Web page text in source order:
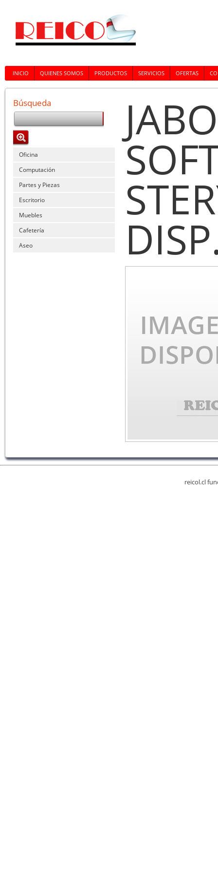
INICIO QUIENES SOMOS PRODUCTOS SERVICIOS OFERTAS
Búsqueda
Oficina
Computación
Partes y Piezas
Escritorio
Muebles
Cafetería
Aseo
reicol.cl